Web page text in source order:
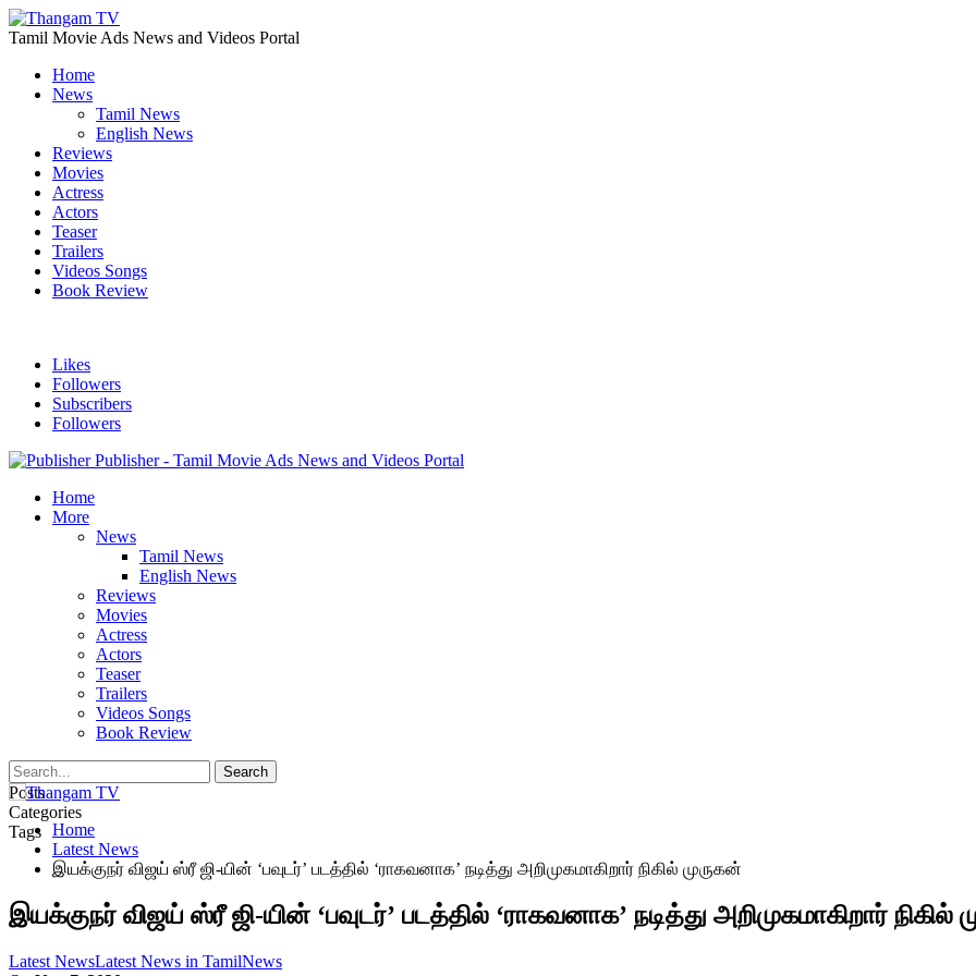
Tamil Movie Ads News and Videos Portal
Home
News
Tamil News
English News
Reviews
Movies
Actress
Actors
Teaser
Trailers
Videos Songs
Book Review
Likes
Followers
Subscribers
Followers
Publisher - Tamil Movie Ads News and Videos Portal
Home
More
News
Tamil News
English News
Reviews
Movies
Actress
Actors
Teaser
Trailers
Videos Songs
Book Review
Posts
Categories
Tags Home
Latest News
இயக்குநர் விஜய் ஸ்ரீ ஜி-யின் ‘பவுடர்’ படத்தில் ‘ராகவனாக’ நடித்து அறிமுகமாகிறார் நிகில் முருகன்
இயக்குநர் விஜய் ஸ்ரீ ஜி-யின் ‘பவுடர்’ படத்தில் ‘ராகவனாக’ நடித்து அறிமுகமாகிறார் நிகில்
Latest NewsLatest News in TamilNews